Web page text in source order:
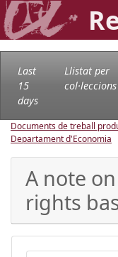
Last
15
days
Llistat per
col·leccions
Documents de treball
Departament d'Economia
A note
rights